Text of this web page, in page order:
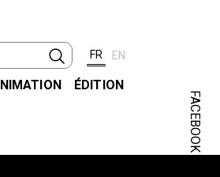
FR EN
ÉDITION
FACEBOOK